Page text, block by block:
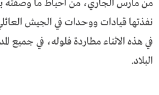
من مارس الجاري، من احباط ما وصفته بـ
نفذتها قيادات ووحدات في الجيش
في هذه الاثناء مطاردة فلوله، في جميع
البلاد.